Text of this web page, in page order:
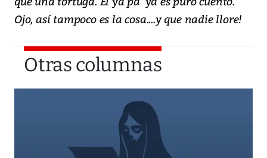
Ojo, así tampoco es la cosa....y que nadie llore!
Otras columnas